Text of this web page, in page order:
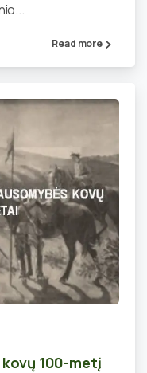
Read more
1
100-metį